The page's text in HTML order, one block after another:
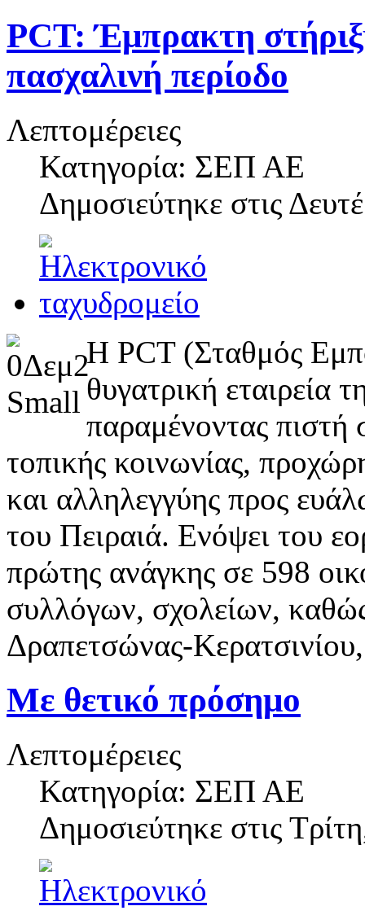
PCT: Έμπρακτη
πασχαλινή περίοδο
Λεπτομέρειες
Κατηγορία: ΣΕΠ ΑΕ
Δημοσιεύτηκε στις
H PCT (Σταθμός
θυγατρική
παραμένοντας πιστή
τοπικής κοινωνίας,
και αλληλεγγύης προς
του Πειραιά. Ενόψει του
πρώτης ανάγκης σε 598
συλλόγων, σχολείων,
Δραπετσώνας-
Με θετικό πρόσημο
Λεπτομέρειες
Κατηγορία: ΣΕΠ ΑΕ
Δημοσιεύτηκε στις